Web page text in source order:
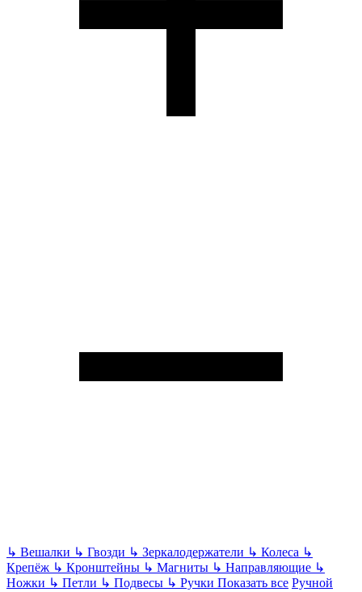
↳ Вешалки ↳ Гвозди ↳ Зеркалодержатели ↳ Колеса ↳
Крепёж ↳ Кронштейны ↳ Магниты ↳ Направляющие ↳
Ножки ↳ Петли ↳ Подвесы ↳ Ручки Показать все Ручной